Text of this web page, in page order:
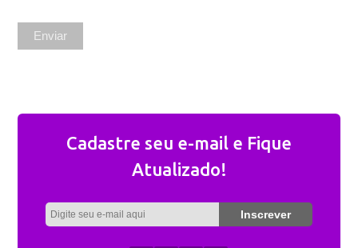
Cadastre seu e-mail e Fique
Atualizado!